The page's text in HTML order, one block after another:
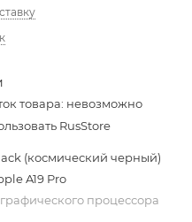
товара: невозможно
RusStore
(космический черный)
A19 Pro
процессора